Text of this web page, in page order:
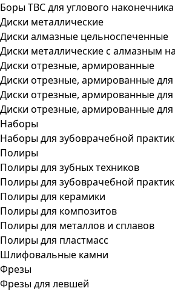
Боры ТВС для углового наконечника
Диски металлические
Диски алмазные цельноспеченные
Диски металлические с алмазным
Диски отрезные, армированные
Диски отрезные, армированные
Диски отрезные, армированные для
Диски отрезные, армированные
Наборы
Наборы для зубоврачебной
Полиры
Полиры для зубных техников
Полиры для зубоврачебной
Полиры для керамики
Полиры для композитов
Полиры для металлов и сплавов
Полиры для пластмасс
Шлифовальные камни
Фрезы
Фрезы для левшей